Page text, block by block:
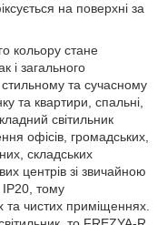
на поверхні за
кольору стане
і загального
стильному та сучасному
та квартири, спальні,
світильник
офісів, громадських,
складських
центрів зі звичайною
ІР20, тому
та чистих приміщеннях.